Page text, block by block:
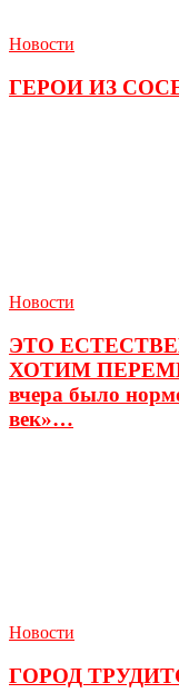
Новости
ГЕРОИ ИЗ
Новости
ЭТО
ХОТИМ
вчера было
век»…
Новости
ГОРОД